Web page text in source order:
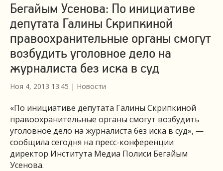
Бегайым Усенова: По инициативе
депутата Галины Скрипкиной
правоохранительные органы смогут
возбудить уголовное дело на
журналиста без иска в суд
Ноя 4, 2013 13:45 | Новости
«По инициативе депутата Галины Скрипкиной
правоохранительные органы смогут возбудить
уголовное дело на журналиста без иска в суд», —
сообщила сегодня на пресс-конференции
директор Института Медиа Полиси Бегайым
Усенова.